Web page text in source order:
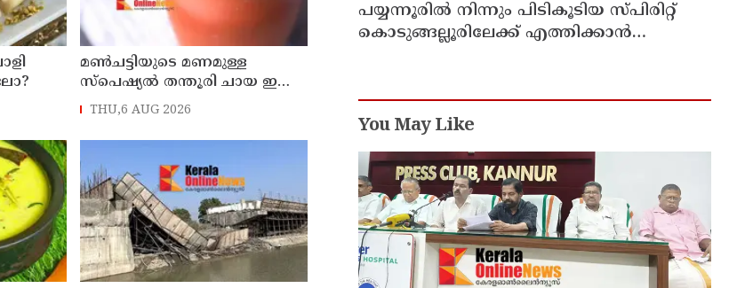
മൺചട്ടിയുടെ മണമുള്ള
സ്പെഷ്യൽ തന്തൂരി ചായ ഇനി
വീട്ടിൽ തയ്യാറാക്കാം
THU,6 AUG 2026
പയ്യന്നൂരിൽ നിന്നും പിടികൂടിയ സ്പിരിറ്റ്
കൊടുങ്ങല്ലൂരിലേക്ക് എത്തിക്കാൻ
You May Like